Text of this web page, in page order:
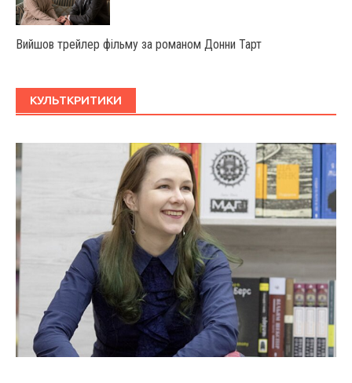
Вийшов трейлер фільму за романом Донни Тарт
КУЛЬТКРИТИКИ